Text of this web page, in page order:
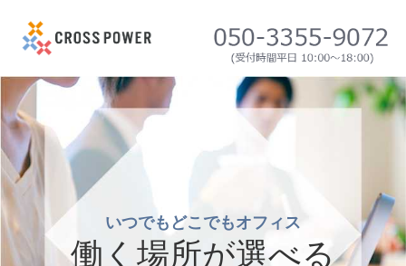
いつでもどこでもオフィス
働く場所が選べる